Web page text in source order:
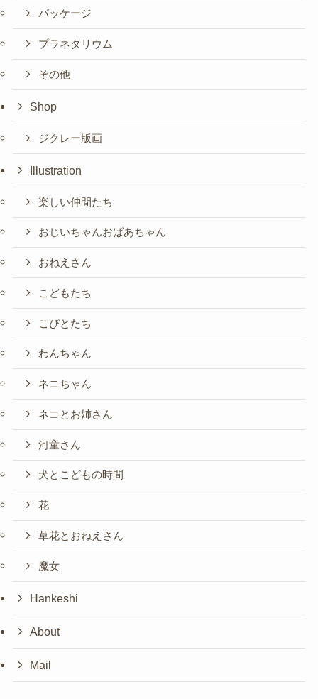
パッケージ
プラネタリウム
その他
Shop
ジクレー版画
Illustration
楽しい仲間たち
おじいちゃんおばあちゃん
おねえさん
こどもたち
こびとたち
わんちゃん
ネコちゃん
ネコとお姉さん
河童さん
犬とこどもの時間
花
草花とおねえさん
魔女
Hankeshi
About
Mail